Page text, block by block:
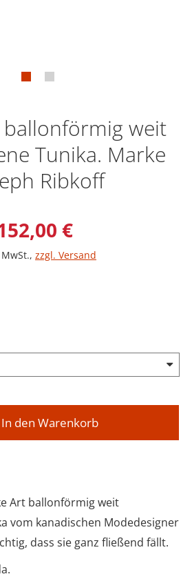
ballonförmig weit
Tunika. Marke
Ribkoff
€
, zzgl. Versand
In den Warenkorb
Art ballonförmig weit
vom kanadischen Modedesigner
dass sie ganz fließend fällt.